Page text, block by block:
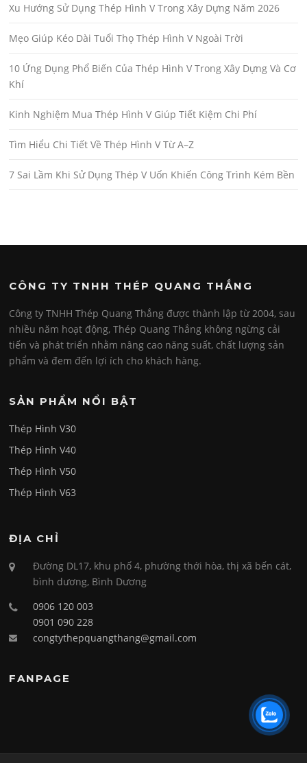
Xu Hướng Sử Dụng Thép Hình V Trong Xây Dựng Năm 2026
Mẹo Giúp Kéo Dài Tuổi Thọ Thép Hình V Ngoài Trời
10 Ứng Dụng Phổ Biến Của Thép Hình V Trong Xây Dựng Và Cơ
Khí
Kinh Nghiệm Mua Thép Hình V Giúp Tiết Kiệm Chi Phí
Tìm Hiểu Chi Tiết Về Thép Hình V Từ A–Z
7 Sai Lầm Khi Sử Dụng Thép V Uốn Khiến Công Trình Kém Bền
CÔNG TY TNHH THÉP QUANG THẮNG
Công ty TNHH Thép Quang Thắng được thành lập từ 2004, sau
nhiều năm hoạt động, Thép Quang Thắng không ngừng cải
tiến và phát triển nhằm nâng cao năng suất, chất lượng sản
phẩm và đem đến lợi ích cho khách hàng.
SẢN PHẨM NỔI BẬT
Thép Hình V30
Thép Hình V40
Thép Hình V50
Thép Hình V63
ĐỊA CHỈ
Đường DL17, khu phố 4, phường thới hòa, thị xã bến cát,
bình dương, Bình Dương
0906 120 003
0901 090 228
congtythepquangthang@gmail.com
FANPAGE